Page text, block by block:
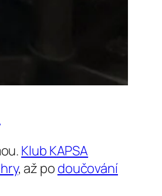
Klub KAPSA
, až po doučování